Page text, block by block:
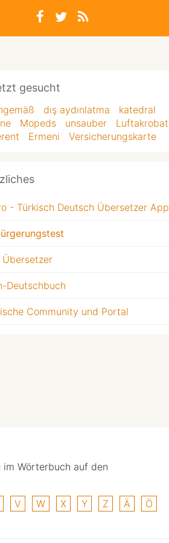
gesucht
dış aydınlatma
katedral
Mopeds unsauber
Luftakrobat
Ermeni Versicherungskarte
- Türkisch Deutsch Übersetzer App
Übersetzer
Deutschbuch
Community und Portal
Wörterbuch auf den
V W X Y Z Ä
Ö